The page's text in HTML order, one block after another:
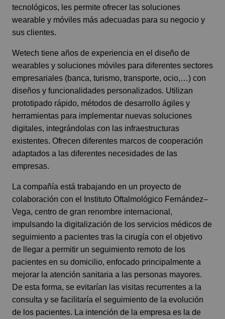
tecnológicos, les permite ofrecer las soluciones
wearable y móviles más adecuadas para su negocio y
sus clientes.
Wetech tiene años de experiencia en el diseño de
wearables y soluciones móviles para diferentes sectores
empresariales (banca, turismo, transporte, ocio,…) con
diseños y funcionalidades personalizados. Utilizan
prototipado rápido, métodos de desarrollo ágiles y
herramientas para implementar nuevas soluciones
digitales, integrándolas con las infraestructuras
existentes. Ofrecen diferentes marcos de cooperación
adaptados a las diferentes necesidades de las
empresas.
La compañía está trabajando en un proyecto de
colaboración con el Instituto Oftalmológico Fernández–
Vega, centro de gran renombre internacional,
impulsando la digitalización de los servicios médicos de
seguimiento a pacientes tras la cirugía con el objetivo
de llegar a permitir un seguimiento remoto de los
pacientes en su domicilio, enfocado principalmente a
mejorar la atención sanitaria a las personas mayores.
De esta forma, se evitarían las visitas recurrentes a la
consulta y se facilitaría el seguimiento de la evolución
de los pacientes. La intención de la empresa es la de